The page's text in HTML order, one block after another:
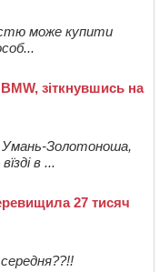
може купити
зіткнувшись на
Умань-Золотоноша,
в ...
27 тисяч